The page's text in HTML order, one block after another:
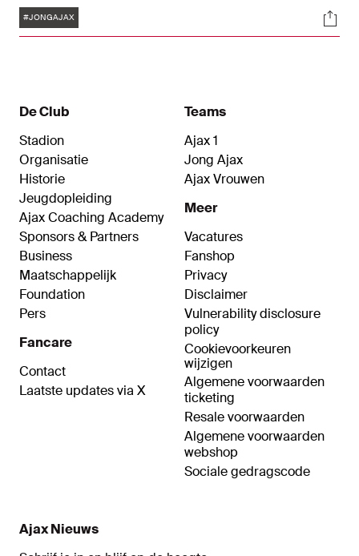
Peereboom met 2-2-gelijk. De Amsterdamse
beloften kwamen dankzij een eigen doelpunt van
Tags
#JONGAJAX
De Club
Stadion
Organisatie
Historie
Jeugdopleiding
Ajax Coaching Academy
Sponsors & Partners
Business
Maatschappelijk
Foundation
Pers
Fancare
Contact
Laatste updates via X
Teams
Ajax 1
Jong Ajax
Ajax Vrouwen
Meer
Vacatures
Fanshop
Privacy
Disclaimer
Vulnerability disclosure
policy
Cookievoorkeuren
wijzigen
Algemene voorwaarden
ticketing
Resale voorwaarden
Algemene voorwaarden
webshop
Sociale gedragscode
Ajax Nieuws